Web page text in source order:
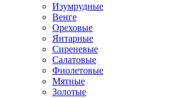
Изумрудные
Венге
Ореховые
Янтарные
Сиреневые
Салатовые
Фиолетовые
Мятные
Золотые